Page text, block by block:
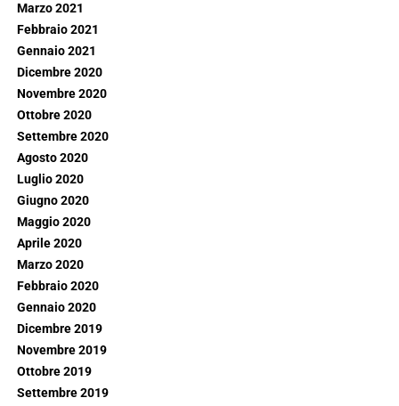
Marzo 2021
Febbraio 2021
Gennaio 2021
Dicembre 2020
Novembre 2020
Ottobre 2020
Settembre 2020
Agosto 2020
Luglio 2020
Giugno 2020
Maggio 2020
Aprile 2020
Marzo 2020
Febbraio 2020
Gennaio 2020
Dicembre 2019
Novembre 2019
Ottobre 2019
Settembre 2019